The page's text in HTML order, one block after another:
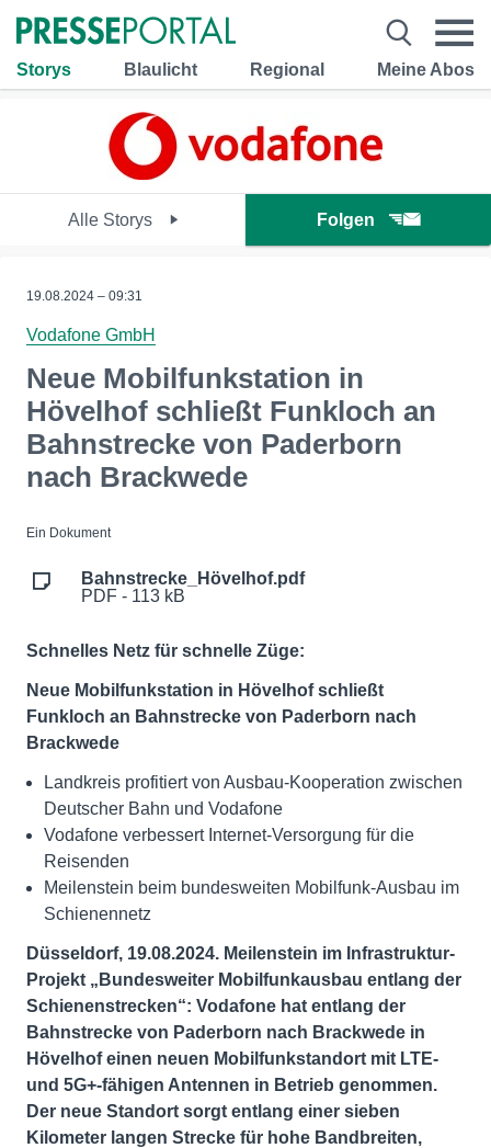
Storys Blaulicht Regional Meine Abos
Alle Storys Folgen
19.08.2024 – 09:31
Vodafone GmbH
Neue Mobilfunkstation in
Hövelhof schließt Funkloch an
Bahnstrecke von Paderborn
nach Brackwede
Ein Dokument
Bahnstrecke_Hövelhof.pdf
PDF - 113 kB
Schnelles Netz für schnelle Züge:
Neue Mobilfunkstation in Hövelhof schließt
Funkloch an Bahnstrecke von Paderborn nach
Brackwede
Landkreis profitiert von Ausbau-Kooperation zwischen
Deutscher Bahn und Vodafone
Vodafone verbessert Internet-Versorgung für die
Reisenden
Meilenstein beim bundesweiten Mobilfunk-Ausbau im
Schienennetz
Düsseldorf, 19.08.2024. Meilenstein im Infrastruktur-
Projekt „Bundesweiter Mobilfunkausbau entlang der
Schienenstrecken“: Vodafone hat entlang der
Bahnstrecke von Paderborn nach Brackwede in
Hövelhof einen neuen Mobilfunkstandort mit LTE-
und 5G+-fähigen Antennen in Betrieb genommen.
Der neue Standort sorgt entlang einer sieben
Kilometer langen Strecke für hohe Bandbreiten,